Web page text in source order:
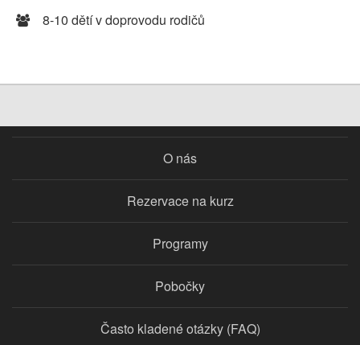
8-10 dětí v doprovodu rodičů
O nás
Rezervace na kurz
Programy
Pobočky
Často kladené otázky (FAQ)